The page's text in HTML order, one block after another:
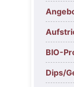
BIO-
Dips/